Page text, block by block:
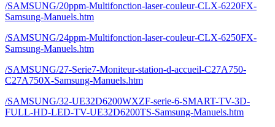
/SAMSUNG/20ppm-Multifonction-laser-couleur-CLX-6220FX-
Samsung-Manuels.htm
/SAMSUNG/24ppm-Multifonction-laser-couleur-CLX-6250FX-
Samsung-Manuels.htm
/SAMSUNG/27-Serie7-Moniteur-station-d-accueil-C27A750-
C27A750X-Samsung-Manuels.htm
/SAMSUNG/32-UE32D6200WXZF-serie-6-SMART-TV-3D-
FULL-HD-LED-TV-UE32D6200TS-Samsung-Manuels.htm